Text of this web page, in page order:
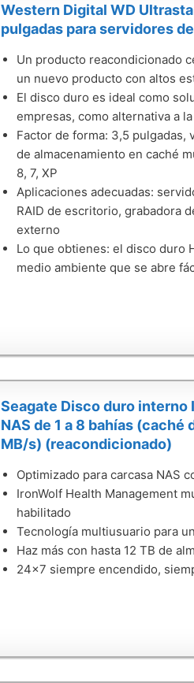
Western Digital WD
pulgadas para servidores
Un producto reacondicionado
un nuevo producto con altos
El disco duro es ideal como
empresas, como alternativa a
Factor de forma: 3,5 pulgadas,
de almacenamiento en caché
8, 7, XP
Aplicaciones adecuadas:
RAID de escritorio, grabadora
externo
Lo que obtienes: el disco duro
medio ambiente que se abre
Seagate Disco duro interno
NAS de 1 a 8 bahías (caché
MB/s) (reacondicionado)
Optimizado para carcasa NAS
IronWolf Health Management
habilitado
Tecnología multiusuario para
Haz más con hasta 12 TB de
24x7 siempre encendido,